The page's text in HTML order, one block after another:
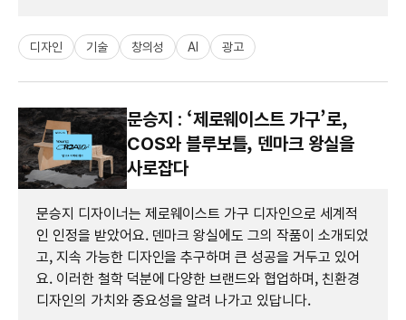
디자인 기술 창의성 AI 광고
문승지 : ‘제로웨이스트 가구​’로,
COS와 블루보틀, 덴마크 왕실을
사로잡다
문승지 디자이너는 제로웨이스트 가구 디자인으로 세계적
인 인정을 받았어요. 덴마크 왕실에도 그의 작품이 소개되었
고, 지속 가능한 디자인을 추구하며 큰 성공을 거두고 있어
요. 이러한 철학 덕분에 다양한 브랜드와 협업하며, 친환경
디자인의 가치와 중요성을 알려 나가고 있답니다.